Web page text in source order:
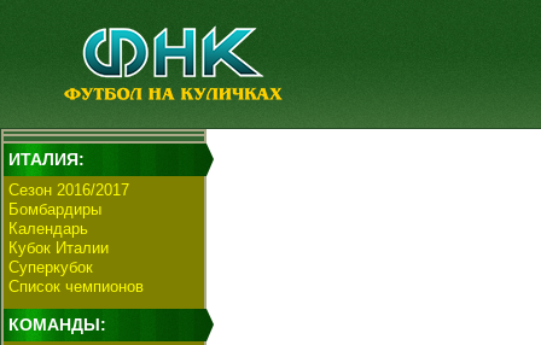
ИТАЛИЯ:
Сезон 2016/2017
Бомбардиры
Календарь
Кубок Италии
Суперкубок
Список чемпионов
КОМАНДЫ: